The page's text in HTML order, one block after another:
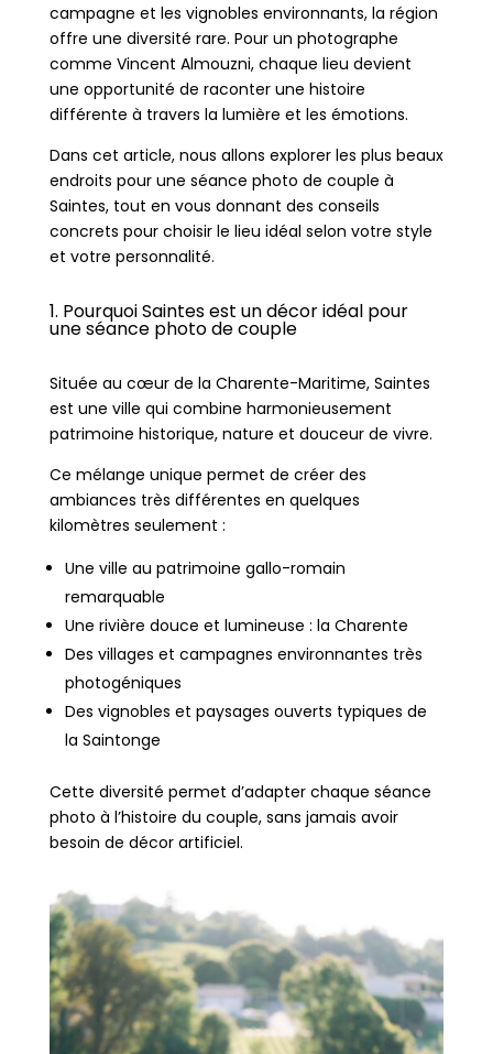
campagne et les vignobles environnants, la région
offre une diversité rare. Pour un photographe
comme Vincent Almouzni, chaque lieu devient
une opportunité de raconter une histoire
différente à travers la lumière et les émotions.
Dans cet article, nous allons explorer les plus beaux
endroits pour une séance photo de couple à
Saintes, tout en vous donnant des conseils
concrets pour choisir le lieu idéal selon votre style
et votre personnalité.
1. Pourquoi Saintes est un décor idéal pour
une séance photo de couple
Située au cœur de la Charente-Maritime, Saintes
est une ville qui combine harmonieusement
patrimoine historique, nature et douceur de vivre.
Ce mélange unique permet de créer des
ambiances très différentes en quelques
kilomètres seulement :
Une ville au patrimoine gallo-romain
remarquable
Une rivière douce et lumineuse : la Charente
Des villages et campagnes environnantes très
photogéniques
Des vignobles et paysages ouverts typiques de
la Saintonge
Cette diversité permet d’adapter chaque séance
photo à l’histoire du couple, sans jamais avoir
besoin de décor artificiel.